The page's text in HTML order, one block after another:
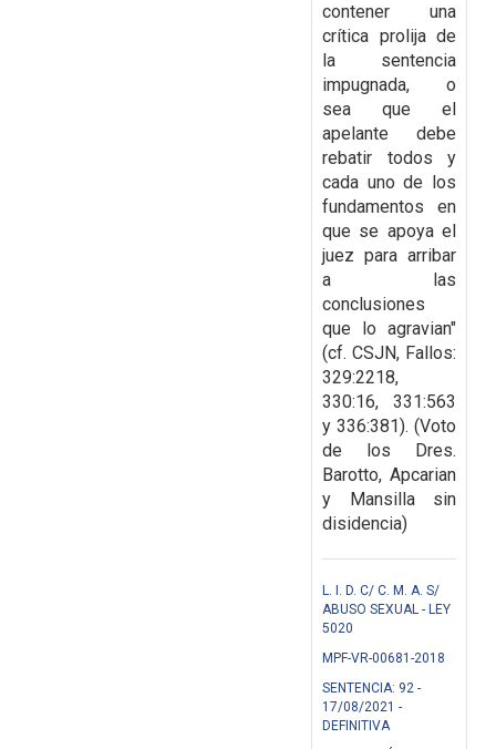
contener una
crítica prolija de
la sentencia
impugnada, o
sea que el
apelante debe
rebatir todos y
cada uno de los
fundamentos en
que se apoya el
juez para arribar
a las
conclusiones
que lo agravian"
(cf. CSJN, Fallos:
329:2218,
330:16, 331:563
y 336:381). (Voto
de los Dres.
Barotto, Apcarian
y Mansilla sin
disidencia)
L. I. D. C/ C. M. A. S/
ABUSO SEXUAL - LEY
5020
MPF-VR-00681-2018
SENTENCIA: 92 -
17/08/2021 -
DEFINITIVA